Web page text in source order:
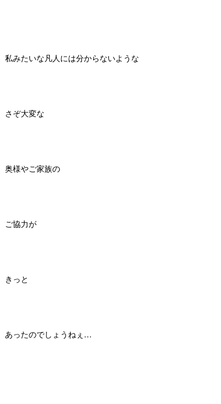
私みたいな凡人には分からないような
さぞ大変な
奥様やご家族の
ご協力が
きっと
あったのでしょうねぇ…